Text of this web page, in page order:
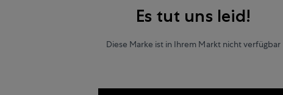
Es tut uns leid!
Diese Marke ist in Ihrem Markt nicht verfügbar